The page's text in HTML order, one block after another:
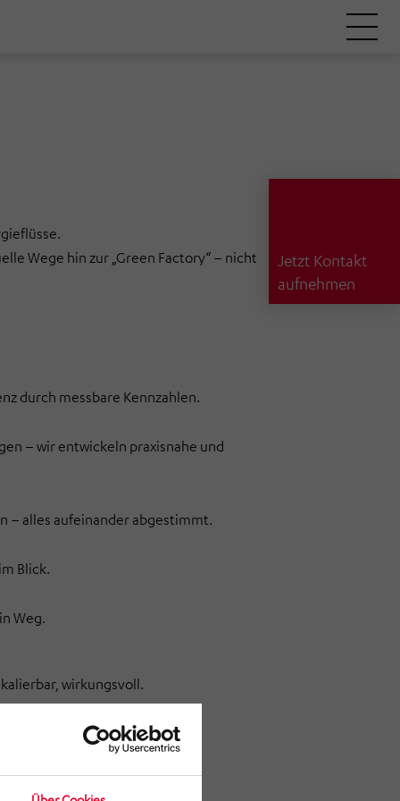
Jetzt Kontakt
aufnehmen
Wege hin zur „Green Factory“ – nicht
durch messbare Kennzahlen.
– wir entwickeln praxisnahe und
– alles aufeinander abgestimmt.
Blick.
Weg.
wirkungsvoll.